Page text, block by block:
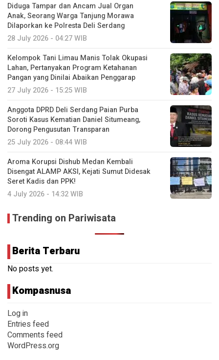
Diduga Tampar dan Ancam Jual Organ
Anak, Seorang Warga Tanjung Morawa
Dilaporkan ke Polresta Deli Serdang
28 July 2026 - 04:27 WIB
Kelompok Tani Limau Manis Tolak Okupasi
Lahan, Pertanyakan Program Ketahanan
Pangan yang Dinilai Abaikan Penggarap
27 July 2026 - 15:25 WIB
Anggota DPRD Deli Serdang Paian Purba
Soroti Kasus Kematian Daniel Situmeang,
Dorong Pengusutan Transparan
25 July 2026 - 08:44 WIB
Aroma Korupsi Dishub Medan Kembali
Disengat ALAMP AKSI, Kejati Sumut Didesak
Seret Kadis dan PPK!
4 July 2026 - 14:32 WIB
Trending on Pariwisata
Berita Terbaru
No posts yet.
Kompasnusa
Log in
Entries feed
Comments feed
WordPress.org